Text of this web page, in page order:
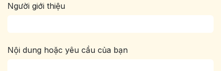
Người giới thiệu
Nội dung hoặc yêu cầu của bạn